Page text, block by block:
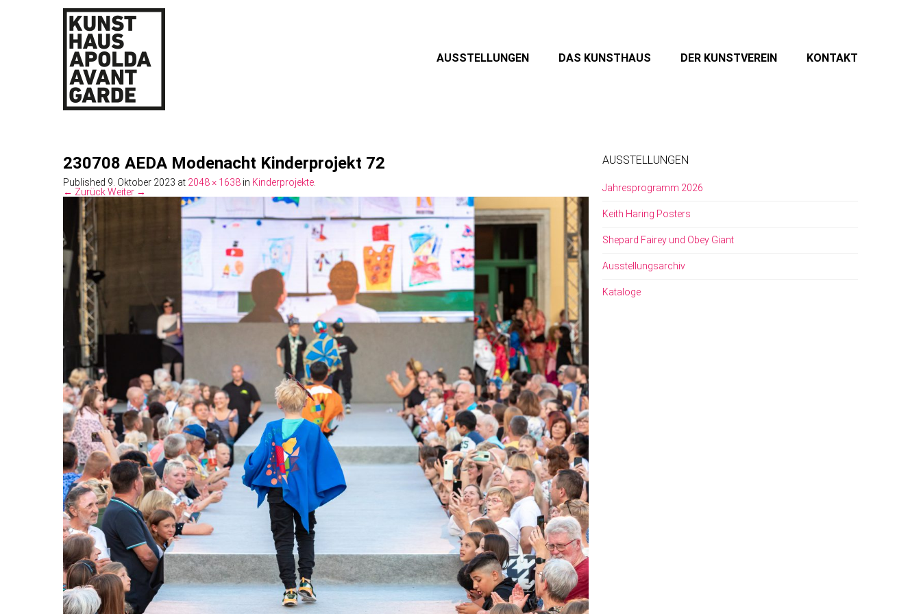
AUSSTELLUNGEN DAS KUNSTHAUS DER KUNSTVEREIN KONTAKT
230708 AEDA Modenacht Kinderprojekt 72
Published 9. Oktober 2023 at 2048 × 1638 in Kinderprojekte
← ZurückWeiter →
AUSSTELLUNGEN
Jahresprogramm 2026
Keith Haring Posters
Shepard Fairey und Obey Giant
Ausstellungsarchiv
Kataloge